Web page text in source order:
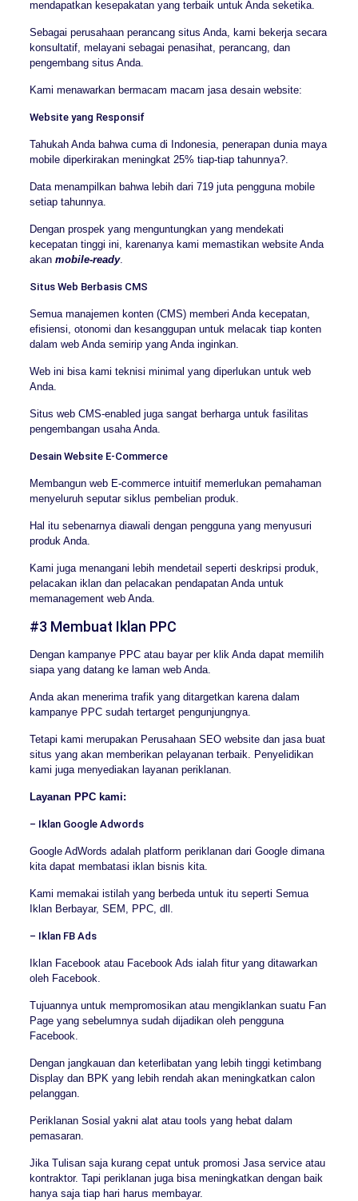
mendapatkan kesepakatan yang terbaik untuk Anda seketika.
Sebagai perusahaan perancang situs Anda, kami bekerja secara
konsultatif, melayani sebagai penasihat, perancang, dan
pengembang situs Anda.
Kami menawarkan bermacam macam jasa desain website:
Website yang Responsif
Tahukah Anda bahwa cuma di Indonesia, penerapan dunia maya
mobile diperkirakan meningkat 25% tiap-tiap tahunnya?.
Data menampilkan bahwa lebih dari 719 juta pengguna mobile
setiap tahunnya.
Dengan prospek yang menguntungkan yang mendekati
kecepatan tinggi ini, karenanya kami memastikan website Anda
akan mobile-ready.
Situs Web Berbasis CMS
Semua manajemen konten (CMS) memberi Anda kecepatan,
efisiensi, otonomi dan kesanggupan untuk melacak tiap konten
dalam web Anda semirip yang Anda inginkan.
Web ini bisa kami teknisi minimal yang diperlukan untuk web
Anda.
Situs web CMS-enabled juga sangat berharga untuk fasilitas
pengembangan usaha Anda.
Desain Website E-Commerce
Membangun web E-commerce intuitif memerlukan pemahaman
menyeluruh seputar siklus pembelian produk.
Hal itu sebenarnya diawali dengan pengguna yang menyusuri
produk Anda.
Kami juga menangani lebih mendetail seperti deskripsi produk,
pelacakan iklan dan pelacakan pendapatan Anda untuk
memanagement web Anda.
#3 Membuat Iklan PPC
Dengan kampanye PPC atau bayar per klik Anda dapat memilih
siapa yang datang ke laman web Anda.
Anda akan menerima trafik yang ditargetkan karena dalam
kampanye PPC sudah tertarget pengunjungnya.
Tetapi kami merupakan Perusahaan SEO website dan jasa buat
situs yang akan memberikan pelayanan terbaik. Penyelidikan
kami juga menyediakan layanan periklanan.
Layanan PPC kami:
– Iklan Google Adwords
Google AdWords adalah platform periklanan dari Google dimana
kita dapat membatasi iklan bisnis kita.
Kami memakai istilah yang berbeda untuk itu seperti Semua
Iklan Berbayar, SEM, PPC, dll.
– Iklan FB Ads
Iklan Facebook atau Facebook Ads ialah fitur yang ditawarkan
oleh Facebook.
Tujuannya untuk mempromosikan atau mengiklankan suatu Fan
Page yang sebelumnya sudah dijadikan oleh pengguna
Facebook.
Dengan jangkauan dan keterlibatan yang lebih tinggi ketimbang
Display dan BPK yang lebih rendah akan meningkatkan calon
pelanggan.
Periklanan Sosial yakni alat atau tools yang hebat dalam
pemasaran.
Jika Tulisan saja kurang cepat untuk promosi Jasa service atau
kontraktor. Tapi periklanan juga bisa meningkatkan dengan baik
hanya saja tiap hari harus membayar.